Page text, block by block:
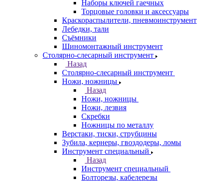
Наборы ключей гаечных
Торцовые головки и аксессуары
Краскораспылители, пневмоинструмент
Лебедки, тали
Съёмники
Шиномонтажный инструмент
Столярно-слесарный инструмент
Назад
Столярно-слесарный инструмент
Ножи, ножницы
Назад
Ножи, ножницы
Ножи, лезвия
Скребки
Ножницы по металлу
Верстаки, тиски, струбцины
Зубила, кернеры, гвоздодеры, ломы
Инструмент специальный
Назад
Инструмент специальный
Болторезы, кабелерезы